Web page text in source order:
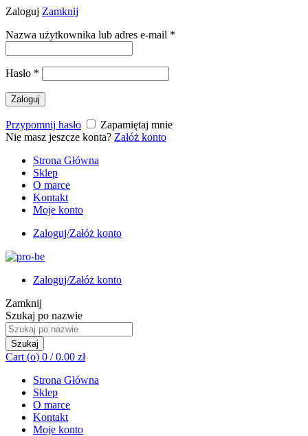
Zaloguj Zamknij
Nazwa użytkownika lub adres e-mail *
Hasło *
Zaloguj
Przypomnij hasło
Zapamiętaj mnie
Nie masz jeszcze konta? Załóż konto
Strona Główna
Sklep
O marce
Kontakt
Moje konto
Zaloguj/Załóż konto
Zaloguj/Załóż konto
Zamknij
Szukaj po nazwie
Szukaj
Cart (o) 0 / 0.00 zł
Strona Główna
Sklep
O marce
Kontakt
Moje konto